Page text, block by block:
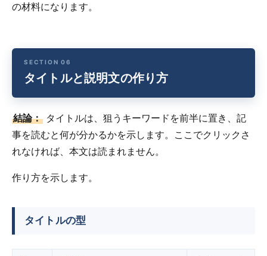
の材料になります。
タイトルと説明文の作り方
結論： タイトルは、狙うキーワードを前半に置き、記
事を読むと何が分かるかを示します。ここでクリックさ
れなければ、本文は読まれません。
作り方を示します。
タイトルの型